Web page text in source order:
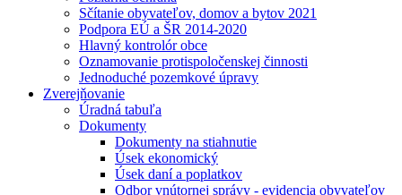
Sčítanie obyvateľov, domov a bytov 2021
Podpora EÚ a ŠR 2014-2020
Hlavný kontrolór obce
Oznamovanie protispoločenskej činnosti
Jednoduché pozemkové úpravy
Zverejňovanie
Úradná tabuľa
Dokumenty
Dokumenty na stiahnutie
Úsek ekonomický
Úsek daní a poplatkov
Odbor vnútornej správy - evidencia obyvateľov